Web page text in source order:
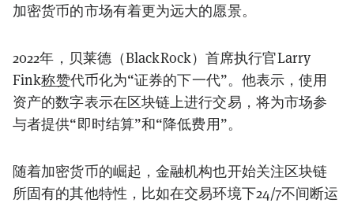
加密货币的市场有着更为远大的愿景。
2022年，贝莱德（BlackRock）首席执行官Larry
Fink称赞代币化为“证券的下一代”。他表示，使用
资产的数字表示在区块链上进行交易，将为市场参
与者提供“即时结算”和“降低费用”。
随着加密货币的崛起，金融机构也开始关注区块链
所固有的其他特性，比如在交易环境下24/7不间断运